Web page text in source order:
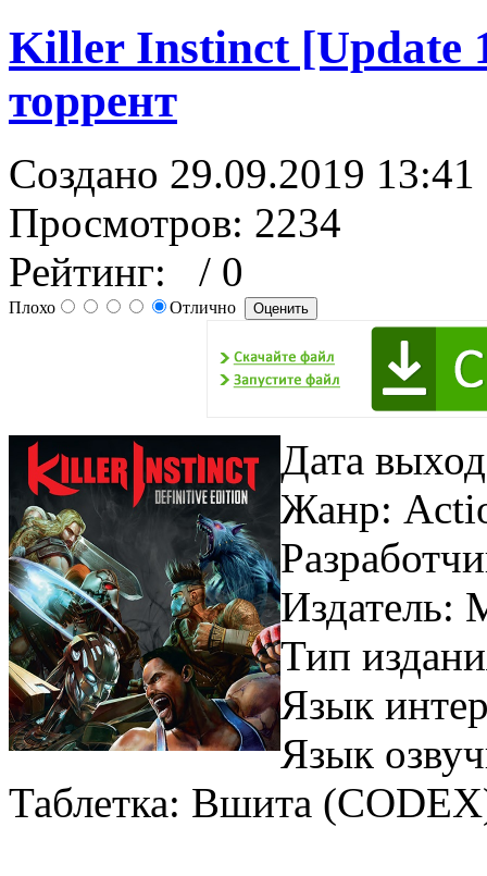
Killer Instinct [Update
торрент
Создано 29.09.2019 13:41
Просмотров: 2234
Рейтинг:
/ 0
Плохо Отлично
Дата
Жанр:
Издатель:
Тип
Язык
Язык
Таблетка: Вшита